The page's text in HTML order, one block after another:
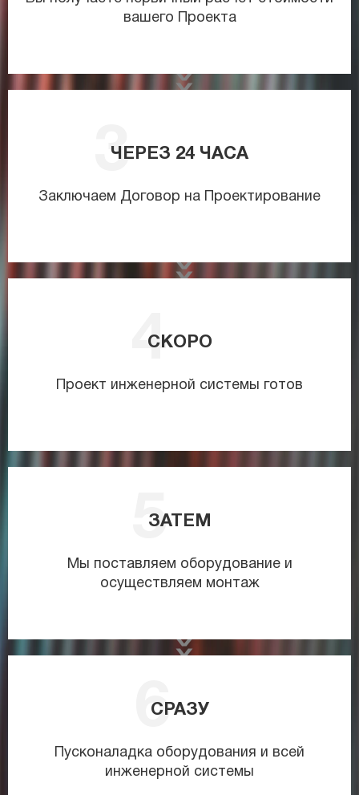
вашего Проекта
ЧЕРЕЗ 24 ЧАСА
Заключаем Договор на Проектирование
СКОРО
Проект инженерной системы готов
ЗАТЕМ
Мы поставляем оборудование и
осуществляем монтаж
СРАЗУ
Пусконаладка оборудования и всей
инженерной системы